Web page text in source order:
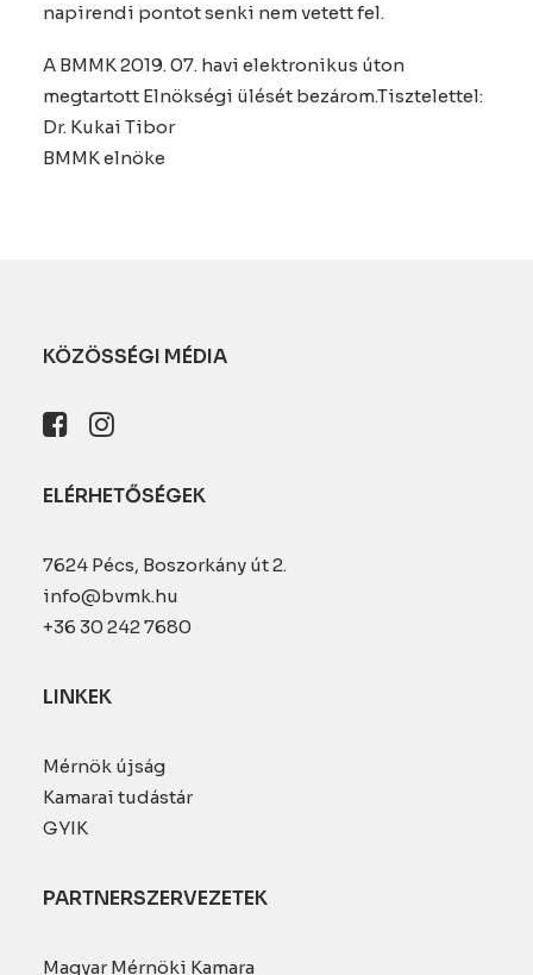
napirendi pontot senki nem vetett fel.
A BMMK 2019. 07. havi elektronikus úton
megtartott Elnökségi ülését bezárom.Tisztelettel:
Dr. Kukai Tibor
BMMK elnöke
KÖZÖSSÉGI MÉDIA
ELÉRHETŐSÉGEK
7624 Pécs, Boszorkány út 2.
info@bvmk.hu
+36 30 242 7680
LINKEK
Mérnök újság
Kamarai tudástár
GYIK
PARTNERSZERVEZETEK
Magyar Mérnöki Kamara